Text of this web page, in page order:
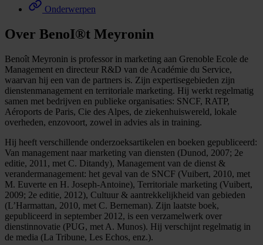
Onderwerpen
Over BenoI®t Meyronin
Benoît Meyronin is professor in marketing aan Grenoble Ecole de
Management en directeur R&D van de Académie du Service,
waarvan hij een van de partners is. Zijn expertisegebieden zijn
dienstenmanagement en territoriale marketing. Hij werkt regelmatig
samen met bedrijven en publieke organisaties: SNCF, RATP,
Aéroports de Paris, Cie des Alpes, de ziekenhuiswereld, lokale
overheden, enzovoort, zowel in advies als in training.
Hij heeft verschillende onderzoeksartikelen en boeken gepubliceerd:
Van management naar marketing van diensten (Dunod, 2007; 2e
editie, 2011, met C. Ditandy), Management van de dienst &
verandermanagement: het geval van de SNCF (Vuibert, 2010, met
M. Euverte en H. Joseph-Antoine), Territoriale marketing (Vuibert,
2009; 2e editie, 2012), Cultuur & aantrekkelijkheid van gebieden
(L’Harmattan, 2010, met C. Berneman). Zijn laatste boek,
gepubliceerd in september 2012, is een verzamelwerk over
dienstinnovatie (PUG, met A. Munos). Hij verschijnt regelmatig in
de media (La Tribune, Les Echos, enz.).